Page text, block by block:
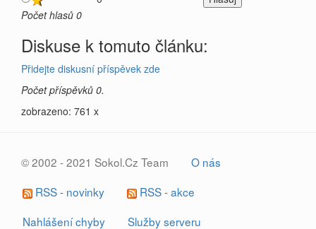
Počet hlasů 0
Diskuse k tomuto článku:
Přidejte diskusní příspěvek zde
Počet příspěvků 0.
zobrazeno: 761 x
© 2002 - 2021 Sokol.Cz Team
O nás
RSS - novinky
RSS - akce
Nahlášení chyby
Služby serveru